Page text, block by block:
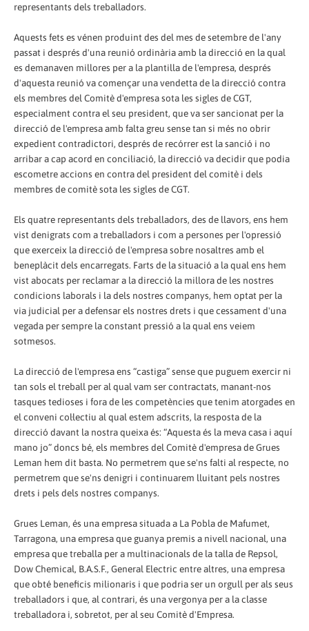
representants dels treballadors.
Aquests fets es vénen produint des del mes de setembre de l'any
passat i després d'una reunió ordinària amb la direcció en la qual
es demanaven millores per a la plantilla de l'empresa, després
d'aquesta reunió va començar una vendetta de la direcció contra
els membres del Comitè d'empresa sota les sigles de CGT,
especialment contra el seu president, que va ser sancionat per la
direcció de l'empresa amb falta greu sense tan si més no obrir
expedient contradictori, després de recórrer est la sanció i no
arribar a cap acord en conciliació, la direcció va decidir que podia
escometre accions en contra del president del comitè i dels
membres de comitè sota les sigles de CGT.
Els quatre representants dels treballadors, des de llavors, ens hem
vist denigrats com a treballadors i com a persones per l'opressió
que exerceix la direcció de l'empresa sobre nosaltres amb el
beneplàcit dels encarregats. Farts de la situació a la qual ens hem
vist abocats per reclamar a la direcció la millora de les nostres
condicions laborals i la dels nostres companys, hem optat per la
via judicial per a defensar els nostres drets i que cessament d'una
vegada per sempre la constant pressió a la qual ens veiem
sotmesos.
La direcció de l'empresa ens “castiga” sense que puguem exercir ni
tan sols el treball per al qual vam ser contractats, manant-nos
tasques tedioses i fora de les competències que tenim atorgades en
el conveni col·lectiu al qual estem adscrits, la resposta de la
direcció davant la nostra queixa és: “Aquesta és la meva casa i aquí
mano jo” doncs bé, els membres del Comitè d'empresa de Grues
Leman hem dit basta. No permetrem que se'ns falti al respecte, no
permetrem que se'ns denigri i continuarem lluitant pels nostres
drets i pels dels nostres companys.
Grues Leman, és una empresa situada a La Pobla de Mafumet,
Tarragona, una empresa que guanya premis a nivell nacional, una
empresa que treballa per a multinacionals de la talla de Repsol,
Dow Chemical, B.A.S.F., General Electric entre altres, una empresa
que obté beneficis milionaris i que podria ser un orgull per als seus
treballadors i que, al contrari, és una vergonya per a la classe
treballadora i, sobretot, per al seu Comitè d'Empresa.